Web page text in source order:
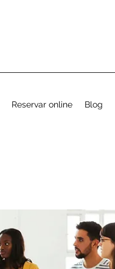
Reservar online Blog